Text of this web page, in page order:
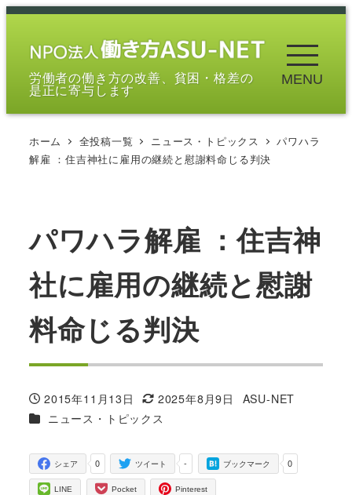
メ
労働者の働き方の改善、貧困・格差の
是正に寄与します
MENU
ホーム 全投稿一覧 ニュース・トピックス
パワハラ
解雇 ：住吉神社に雇用の継続と慰謝料命じる判決
パワハラ解雇 ：住吉神
社に雇用の継続と慰謝
料命じる判決
投稿日
2015年11月13日
更新日
2025年8月9日
著
ASU-NET
カテゴリー
ニュース・トピックス
0
シェア -
ツイート 0
ブックマーク
LINE Pocket Pinterest